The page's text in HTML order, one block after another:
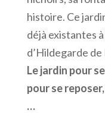
histoire. Ce
déjà existantes
d’Hildegarde de
Le jardin pour
pour se
…